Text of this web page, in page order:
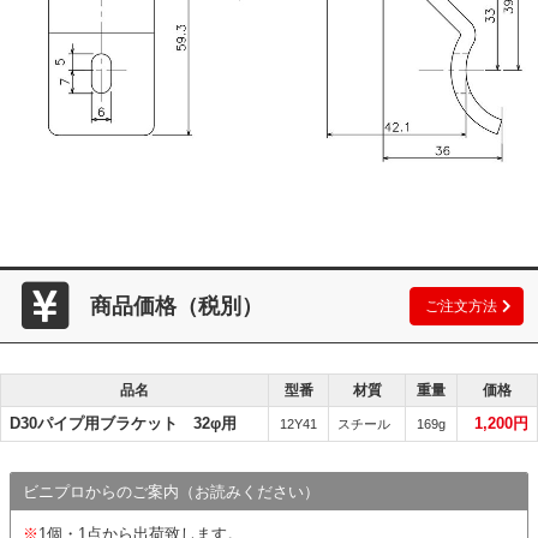
商品価格（税別） ご注文方法
品名 型番 材質 重量 価格
D30パイプ用ブラケット 32φ用 12Y41 スチール 169g 1,200円
ビニプロからのご案内（お読みください）
※ 1個・1点から出荷致します。